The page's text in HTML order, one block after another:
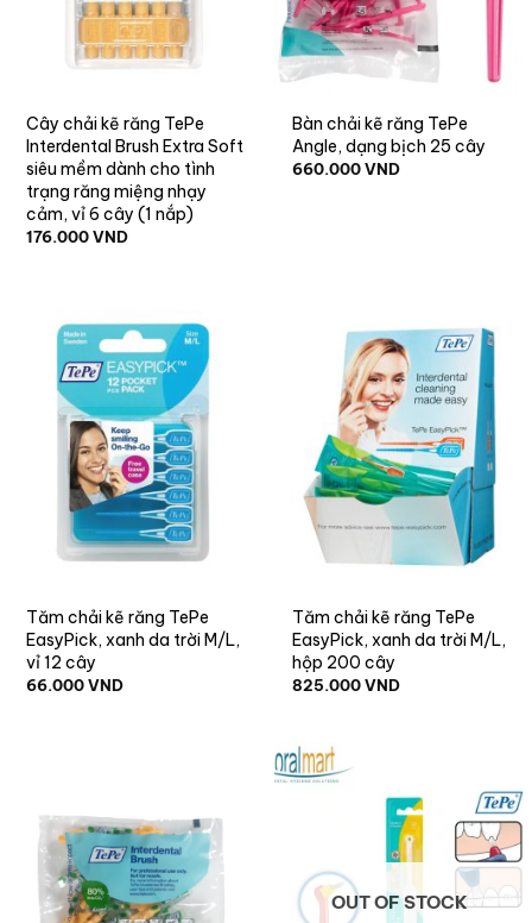
Cây chải kẽ răng TePe
Interdental Brush Extra Soft
siêu mềm dành cho tình
trạng răng miệng nhạy
cảm, vỉ 6 cây (1 nắp)
176.000VND
Bàn chải kẽ răng TePe
Angle, dạng bịch 25 cây
660.000VND
Tăm chải kẽ răng TePe
EasyPick, xanh da trời M/L,
vỉ 12 cây
66.000VND
Tăm chải kẽ răng TePe
EasyPick, xanh da trời M/L,
hộp 200 cây
825.000VND
OUT OF STOCK